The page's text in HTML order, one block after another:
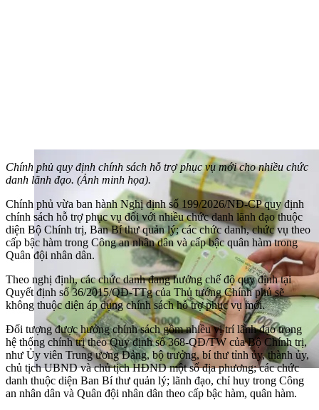
Chính phủ quy định chính sách hỗ trợ phục vụ mới cho nhiều chức
danh lãnh đạo. (Ảnh minh họa).
Chính phủ vừa ban hành Nghị định số 199/2026/NĐ-CP quy định
chính sách hỗ trợ phục vụ đối với nhiều chức danh lãnh đạo thuộc
diện Bộ Chính trị, Ban Bí thư quản lý; các chức danh, chức vụ theo
cấp bậc hàm trong Công an nhân dân và cấp bậc quân hàm trong
Quân đội nhân dân.
Theo nghị định, các chức danh đang hưởng chế độ quy định tại
Quyết định số 36/2015/QĐ-TTg của Thủ tướng Chính phủ sẽ
không thuộc diện áp dụng chính sách hỗ trợ phục vụ mới.
Đối tượng được hưởng chính sách gồm nhiều vị trí lãnh đạo trong
hệ thống chính trị theo Quy định số 368-QĐ/TW của Bộ Chính trị,
như Ủy viên Trung ương Đảng, bộ trưởng, bí thư tỉnh ủy, thành ủy,
chủ tịch UBND và chủ tịch HĐND một số địa phương; các chức
danh thuộc diện Ban Bí thư quản lý; lãnh đạo, chỉ huy trong Công
an nhân dân và Quân đội nhân dân theo cấp bậc hàm, quân hàm.